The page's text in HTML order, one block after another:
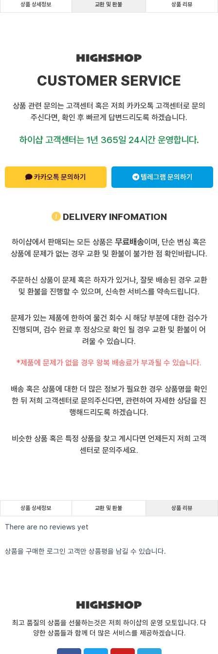
상품 상세정보 교환 및 환불 상품 리뷰
CUSTOMER SERVICE
상품 관련 문의는 고객센터 혹은 저희 카카오톡 고객센터로 문의
주신다면, 확인 후 빠르게 답변드리도록 하겠습니다.
하이샵 고객센터는 1년 365일 24시간 운영합니다.
카카오톡 문의하기 텔레그램 문의하기
DELIVERY INFOMATION
하이샵에서 판매되는 모든 상품은 무료배송이며, 단순 변심 혹은
상품에 문제가 없는 경우 교환 및 환불이 불가한 점 확인바랍니다.
주문하신 상품이 문제 혹은 하자가 있거나, 잘못 배송된 경우 교환
및 환불을 진행할 수 있으며, 신속한 서비스를 약속드립니다.
문제가 있는 제품에 한하여 물건 회수 시 해당 부분에 대한 검수가
진행되며, 검수 완료 후 정상으로 확인 될 경우 교환 및 환불이 어
려울 수 있습니다.
*제품에 문제가 없을 경우 왕복 배송료가 부과될 수 있습니다.
배송 혹은 상품에 대한 더 많은 정보가 필요한 경우 상품명을 확인
한 뒤 저희 고객센터로 문의주신다면, 관련하여 자세한 상담을 진
행해드리도록 하겠습니다.
비슷한 상품 혹은 특정 상품을 찾고 계시다면 언제든지 저희 고객
센터로 문의주세요.
상품 상세정보 교환 및 환불 상품 리뷰
There are no reviews yet
상품을 구매한 로그인 고객만 상품평을 남길 수 있습니다.
최고 품질의 상품을 선물하는것은 저희 하이샵의 운영 모토입니다. 다
양한 상품들과 함께 더 많은 서비스를 제공하겠습니다.
F
T
Y
T